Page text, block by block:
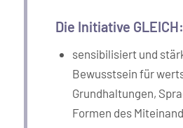
Die Initiative
sensibilisiert und
Bewusstsein für
Grundhaltungen,
Formen des